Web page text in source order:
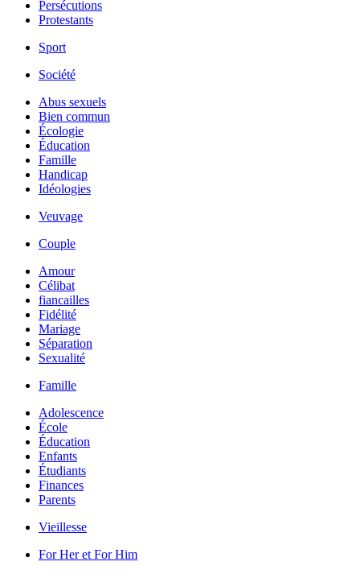
Persécutions
Protestants
Sport
Société
Abus sexuels
Bien commun
Écologie
Éducation
Famille
Handicap
Idéologies
Veuvage
Couple
Amour
Célibat
fiancailles
Fidélité
Mariage
Séparation
Sexualité
Famille
Adolescence
École
Éducation
Enfants
Étudiants
Finances
Parents
Vieillesse
For Her et For Him